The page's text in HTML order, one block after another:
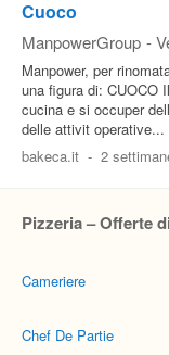
Cuoco
ManpowerGroup -
Manpower, per
una figura di: CUOCO
cucina e si occuper
delle attivit operative...
bakeca.it - 2
Pizzeria – Offerte
Cameriere
Chef De Partie